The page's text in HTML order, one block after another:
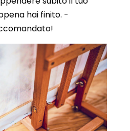
hai finito. -